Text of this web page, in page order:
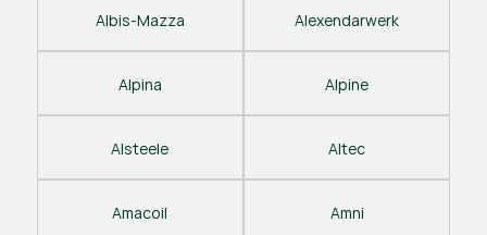
Albis-Mazza Alexendarwerk
Alpina Alpine
Alsteele Altec
Amacoil Amni